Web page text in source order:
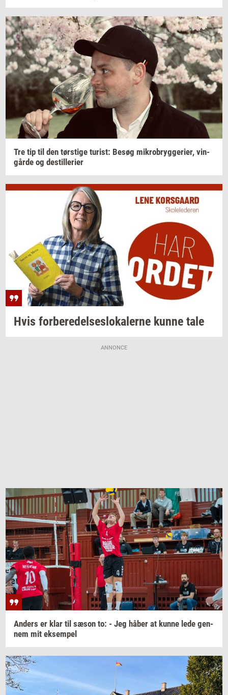
Tre tip til den tørsti­ge turist: Besøg mi­kro­bryg­ge­ri­er, vin­
går­de og destil­le­ri­er
Hvis for­be­re­del­ses­lo­ka­ler­ne kunne tale
ANNONCE
An­ders er klar til sæson to: - Jeg håber at kunne lede gen­
nem mit ek­sem­pel